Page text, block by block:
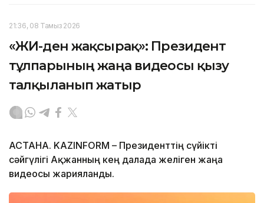
21:36, 08 Тамыз 2026
«ЖИ-ден жақсырақ»: Президент
тұлпарының жаңа видеосы қызу
талқыланып жатыр
АСТАНА. KAZINFORM – Президенттің сүйікті
сәйгүлігі Ақжанның кең далада желіген жаңа
видеосы жарияланды.